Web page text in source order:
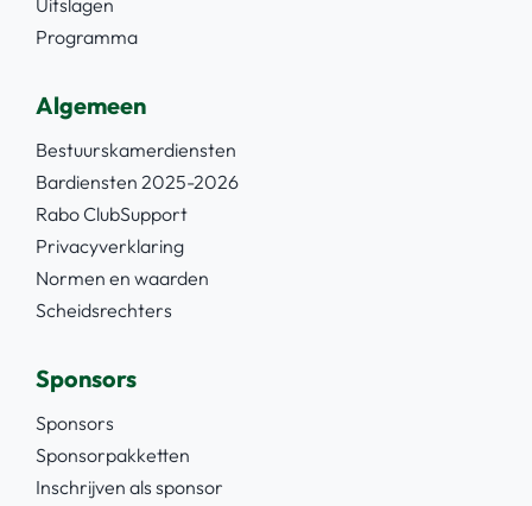
Programma
Algemeen
Bestuurskamerdiensten
Bardiensten 2025-2026
Rabo ClubSupport
Privacyverklaring
Normen en waarden
Scheidsrechters
Sponsors
Sponsors
Sponsorpakketten
Inschrijven als sponsor